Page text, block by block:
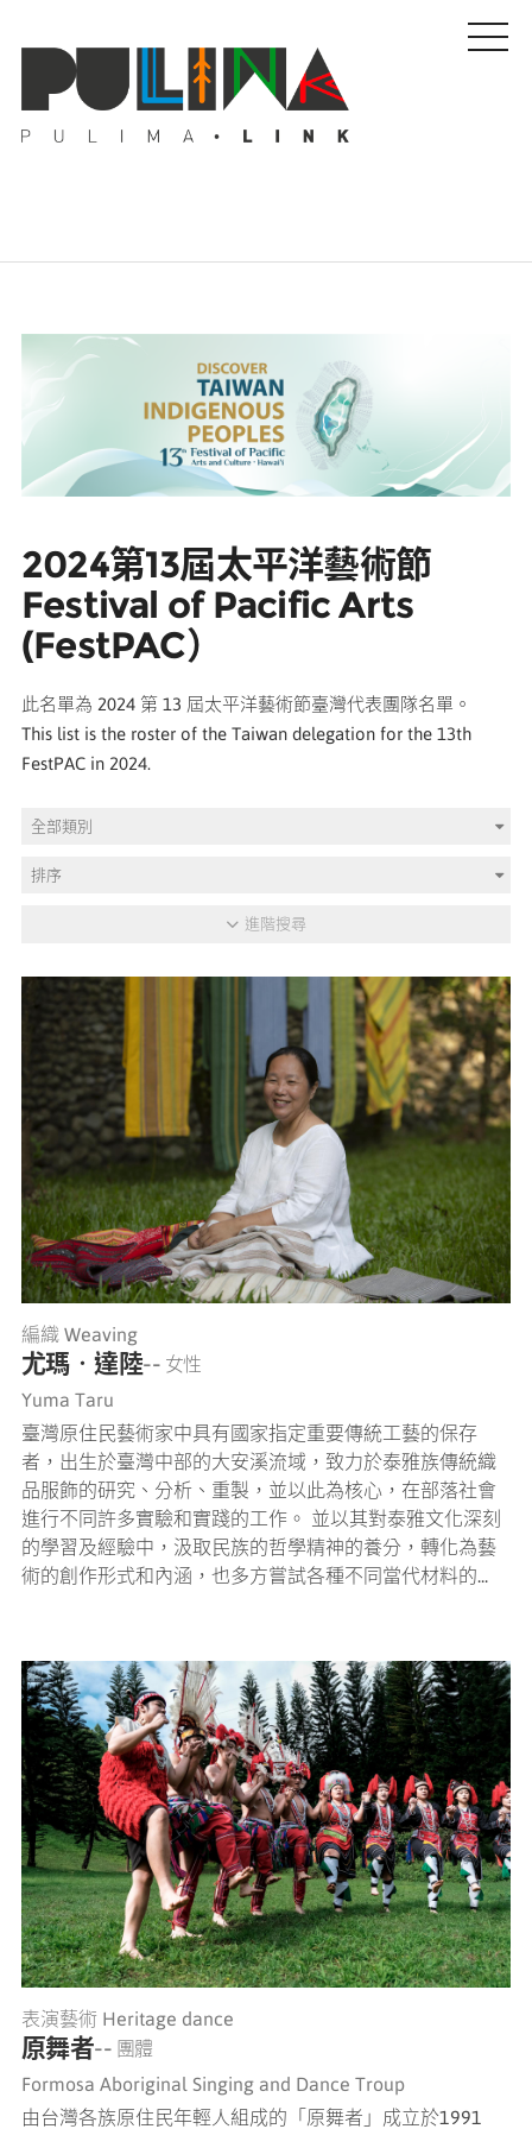
Pulima藝術獎
媒體專區
原住民族文化藝術補助成果專區
展演櫥窗
關於我們
2024第13屆太平洋藝術節
Festival of Pacific Arts
(FestPAC）
此名單為 2024 第 13 屆太平洋藝術節臺灣代表團隊名單。
This list is the roster of the Taiwan delegation for the 13th
FestPAC in 2024.
全部類別
排序
編織 Weaving
尤瑪‧達陸-- 女性
Yuma Taru
臺灣原住民藝術家中具有國家指定重要傳統工藝的保存
者，出生於臺灣中部的大安溪流域，致力於泰雅族傳統織
品服飾的研究、分析、重製，並以此為核心，在部落社會
進行不同許多實驗和實踐的工作。 並以其對泰雅文化深刻
的學習及經驗中，汲取民族的哲學精神的養分，轉化為藝
術的創作形式和內涵，也多方嘗試各種不同當代材料的...
表演藝術 Heritage dance
原舞者-- 團體
Formosa Aboriginal Singing and Dance Troup
由台灣各族原住民年輕人組成的「原舞者」成立於1991